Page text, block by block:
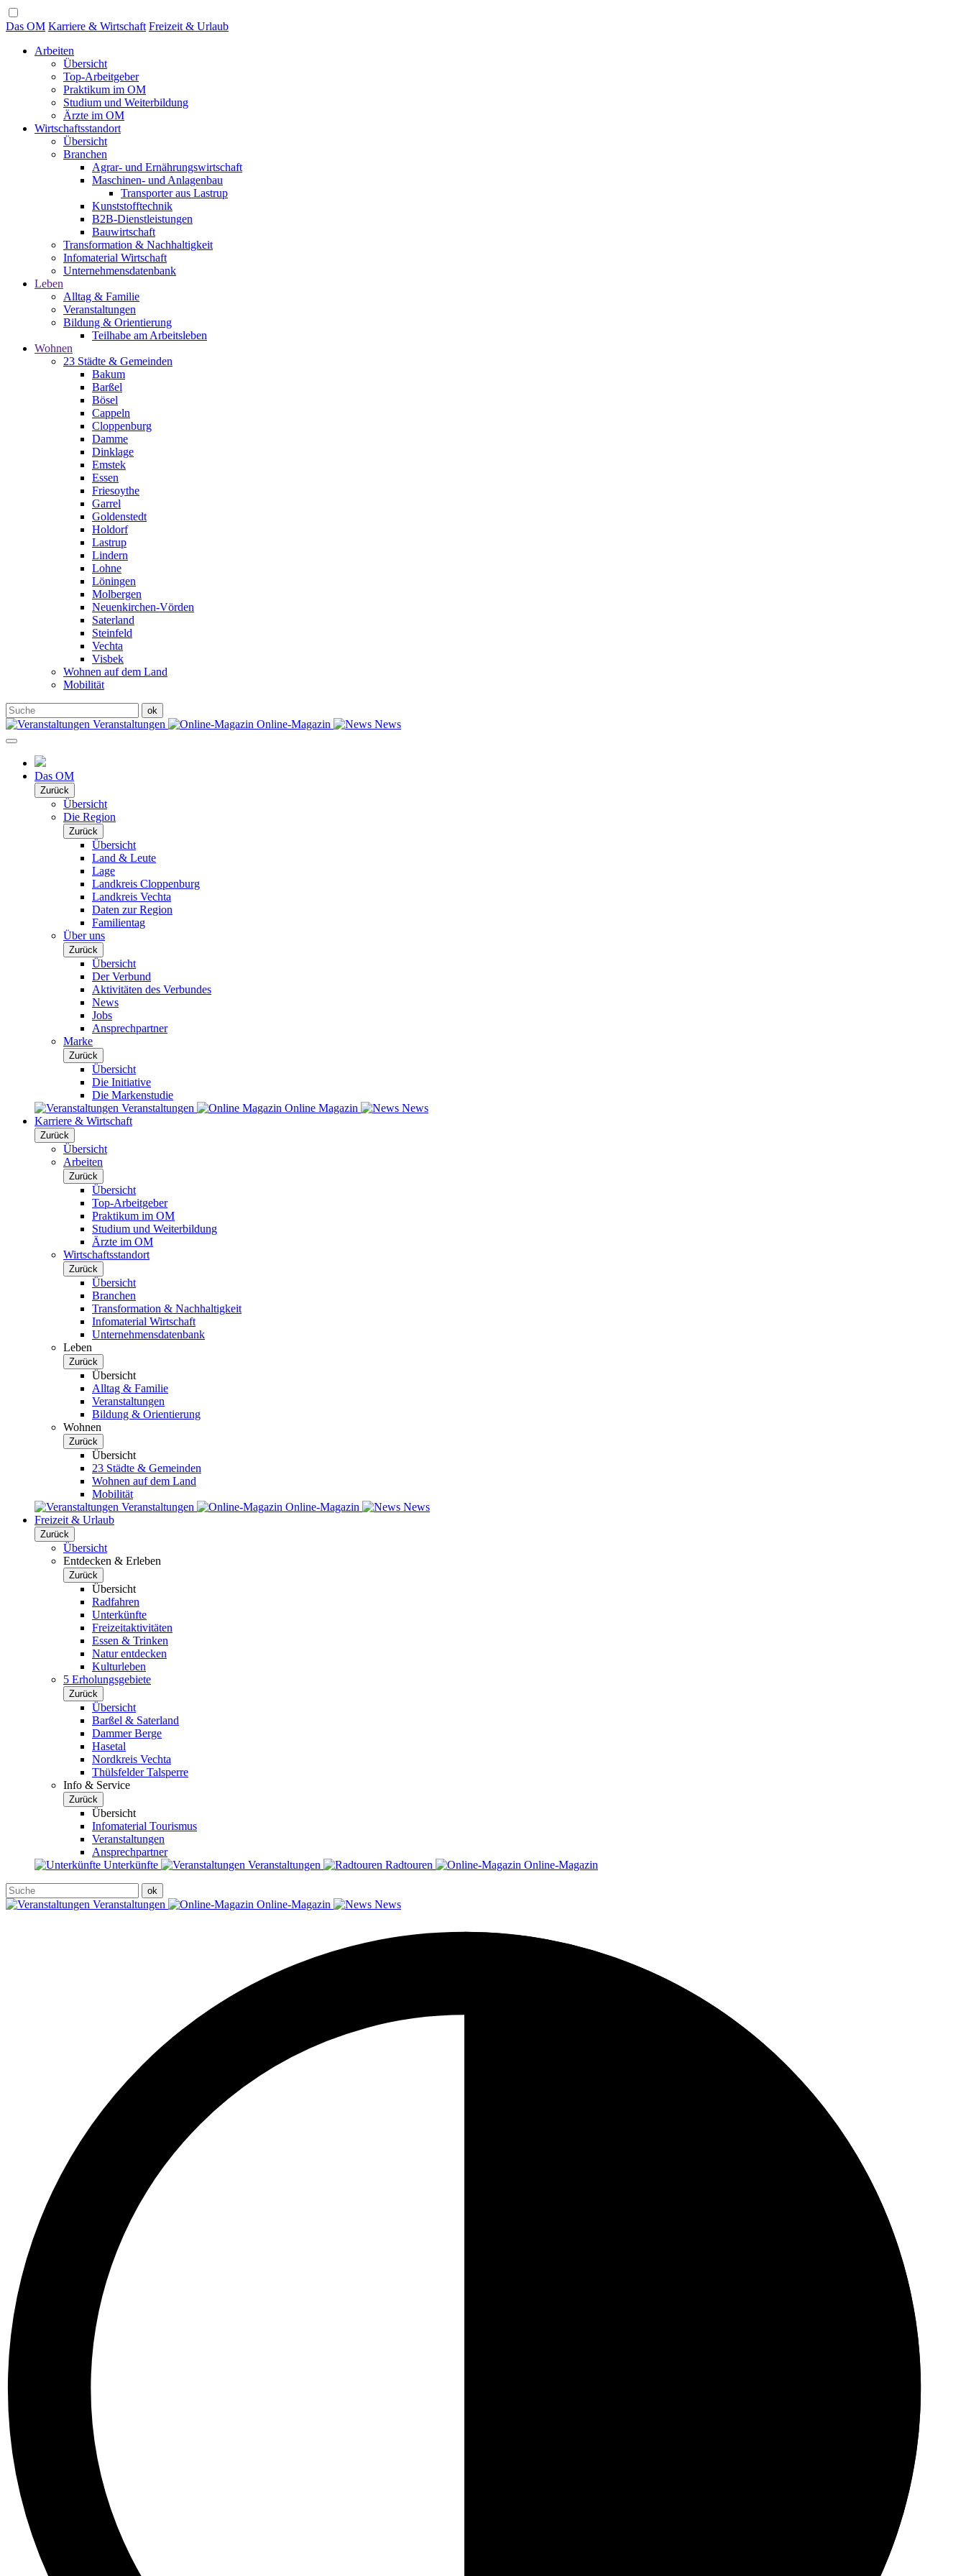
Das OM Karriere & Wirtschaft Freizeit & Urlaub
Arbeiten
Übersicht
Top-Arbeitgeber
Praktikum im OM
Studium und Weiterbildung
Ärzte im OM
Wirtschaftsstandort
Übersicht
Branchen
Agrar- und Ernährungswirtschaft
Maschinen- und Anlagenbau
Transporter aus Lastrup
Kunststofftechnik
B2B-Dienstleistungen
Bauwirtschaft
Transformation & Nachhaltigkeit
Infomaterial Wirtschaft
Unternehmensdatenbank
Leben
Alltag & Familie
Veranstaltungen
Bildung & Orientierung
Teilhabe am Arbeitsleben
Wohnen
23 Städte & Gemeinden
Bakum
Barßel
Bösel
Cappeln
Cloppenburg
Damme
Dinklage
Emstek
Essen
Friesoythe
Garrel
Goldenstedt
Holdorf
Lastrup
Lindern
Lohne
Löningen
Molbergen
Neuenkirchen-Vörden
Saterland
Steinfeld
Vechta
Visbek
Wohnen auf dem Land
Mobilität
Veranstaltungen Online-Magazin News
Das OM
Zurück
Übersicht
Die Region
Zurück
Übersicht
Land & Leute
Lage
Landkreis Cloppenburg
Landkreis Vechta
Daten zur Region
Familientag
Über uns
Zurück
Übersicht
Der Verbund
Aktivitäten des Verbundes
News
Jobs
Ansprechpartner
Marke
Zurück
Übersicht
Die Initiative
Die Markenstudie
Veranstaltungen
Online Magazin
News
Karriere & Wirtschaft
Zurück
Übersicht
Arbeiten
Zurück
Übersicht
Top-Arbeitgeber
Praktikum im OM
Studium und Weiterbildung
Ärzte im OM
Wirtschaftsstandort
Zurück
Übersicht
Branchen
Transformation & Nachhaltigkeit
Infomaterial Wirtschaft
Unternehmensdatenbank
Leben
Zurück
Übersicht
Alltag & Familie
Veranstaltungen
Bildung & Orientierung
Wohnen
Zurück
Übersicht
23 Städte & Gemeinden
Wohnen auf dem Land
Mobilität
Veranstaltungen
Online-Magazin
News
Freizeit & Urlaub
Zurück
Übersicht
Entdecken & Erleben
Zurück
Übersicht
Radfahren
Unterkünfte
Freizeitaktivitäten
Essen & Trinken
Natur entdecken
Kulturleben
5 Erholungsgebiete
Zurück
Übersicht
Barßel & Saterland
Dammer Berge
Hasetal
Nordkreis Vechta
Thülsfelder Talsperre
Info & Service
Zurück
Übersicht
Infomaterial Tourismus
Veranstaltungen
Ansprechpartner
Unterkünfte
Veranstaltungen Radtouren Online-Magazin
Veranstaltungen Online-Magazin News